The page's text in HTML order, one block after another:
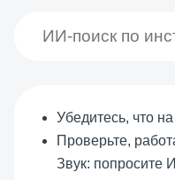
Убедитесь, что
Проверьте,
Звук: попросите